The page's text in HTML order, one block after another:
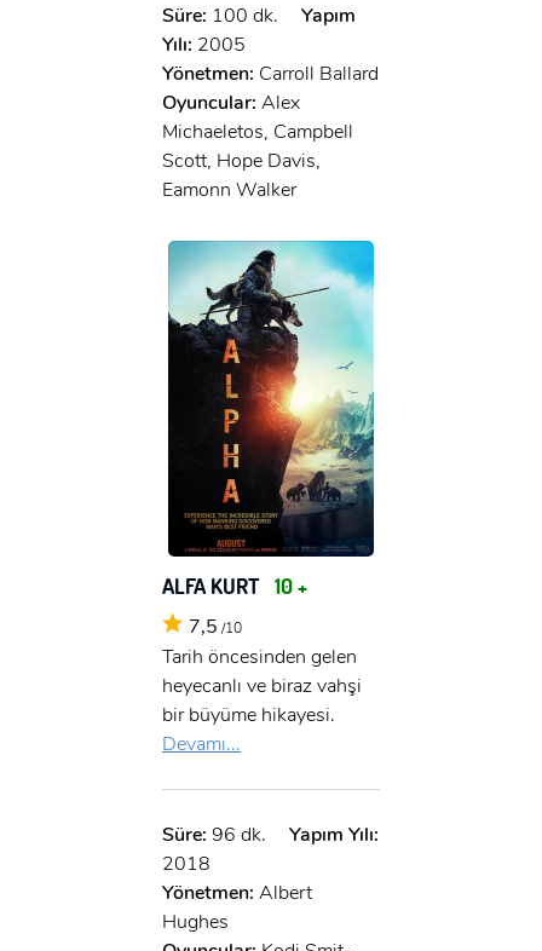
Süre: 100 dk.
Yapım
Yılı: 2005
Yönetmen: Carroll Ballard
Oyuncular: Alex
Michaeletos, Campbell
Scott, Hope Davis,
Eamonn Walker
ALFA KURT 10 +
7,5 /10
Tarih öncesinden gelen
heyecanlı ve biraz vahşi
bir büyüme hikayesi.
Devamı...
Süre: 96 dk.
Yapım Yılı:
2018
Yönetmen: Albert
Hughes